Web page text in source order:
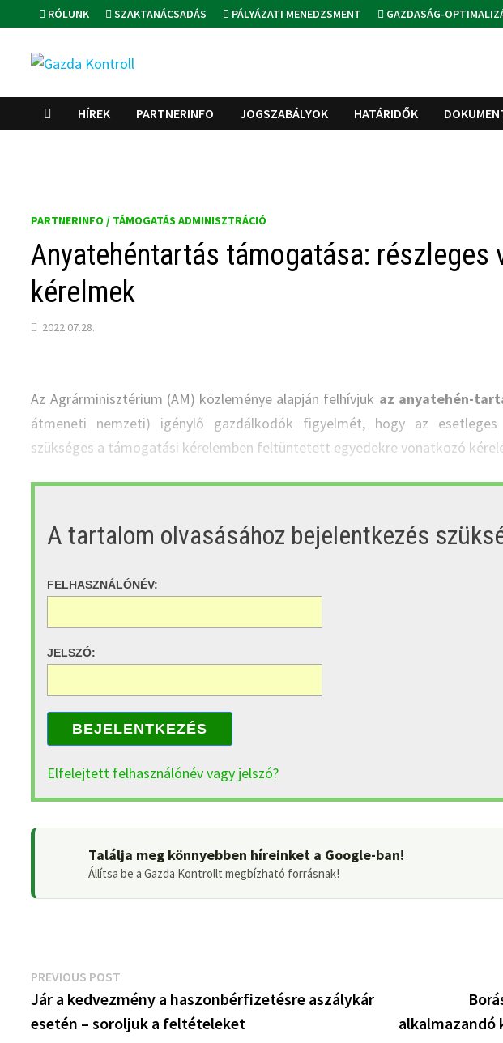
to
content
RÓLUNK SZAKTANÁCSADÁS PÁLYÁZATI MENEDZSMENT GAZDASÁG-
HÍREK PARTNERINFO JOGSZABÁLYOK HATÁRIDŐK
PARTNERINFO / TÁMOGATÁS ADMINISZTRÁCIÓ
Anyatehéntartás támogatása: részleges
kérelmek
2022.07.28.
Az Agrárminisztérium (AM) közleménye alapján felhívjuk az anyatehén-
átmeneti nemzeti) igénylő gazdálkodók figyelmét, hogy az esetleges
szükséges a támogatási kérelemben feltüntetett egyedekre vonatkozó
A tartalom olvasásához bejelentkezés
FELHASZNÁLÓNÉV:
JELSZÓ:
BEJELENTKEZÉS
Elfelejtett felhasználónév vagy jelszó?
Találja meg könnyebben híreinket a Google-ban!
Állítsa be a Gazda Kontrollt megbízható forrásnak!
Bejegyzés
navigáció
PREVIOUS POST
post:
Jár a kedvezmény a haszonbérfizetésre aszálykár
esetén – soroljuk a feltételeket
alkalmazandó